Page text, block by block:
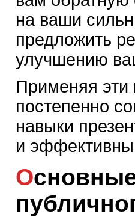
на ваши
предложить
улучшению
Применяя
постепенно
навыки
и
Основные принципы